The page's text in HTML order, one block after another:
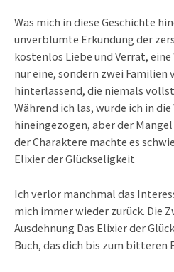
Was mich in diese Geschichte
unverblümte Erkundung der
kostenlos Liebe und Verrat,
nur eine, sondern zwei Familien
hinterlassend, die niemals
Während ich las, wurde ich in
hineingezogen, aber der
der Charaktere machte es
Elixier der Glückseligkeit
Ich verlor manchmal das
mich immer wieder zurück. Die
Ausdehnung Das Elixier der
Buch, das dich bis zum bitteren